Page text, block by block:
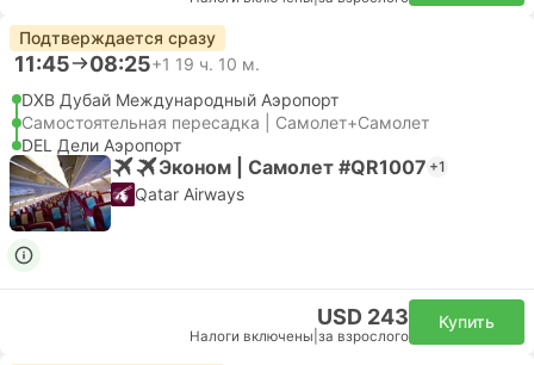
Подтверждается сразу
11:45 08:25+1 19 ч. 10 м.
DXB Дубай Международный Аэропорт
Самостоятельная пересадка | Самолет+Самолет
DEL Дели Аэропорт
Эконом | Самолет #QR1007 +1
Qatar Airways
USD 243
Налоги включены за взрослого
Купить